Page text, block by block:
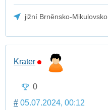
jižní Brněnsko-Mikulovsko
Krater
0
# 05.07.2024, 00:12